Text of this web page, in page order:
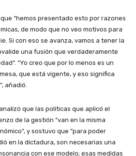
“hemos presentado esto por razones
de modo que no veo motivos para
Si con eso se avanza, vamos a tener la
una fusión que verdaderamente
“Yo creo que por lo menos es un
que está vigente, y eso significa
añadió.
que las políticas que aplicó el
de la gestión “van en la misma
y sostuvo que “para poder
en la dictadura, son necesarias una
con ese modelo; esas medidas